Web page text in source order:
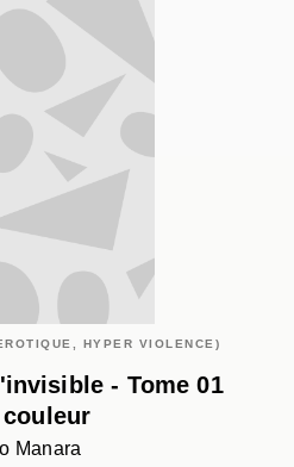
HYPER VIOLENCE)
- Tome 01
couleur
Manara